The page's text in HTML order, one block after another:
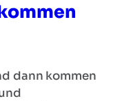
dann kommen